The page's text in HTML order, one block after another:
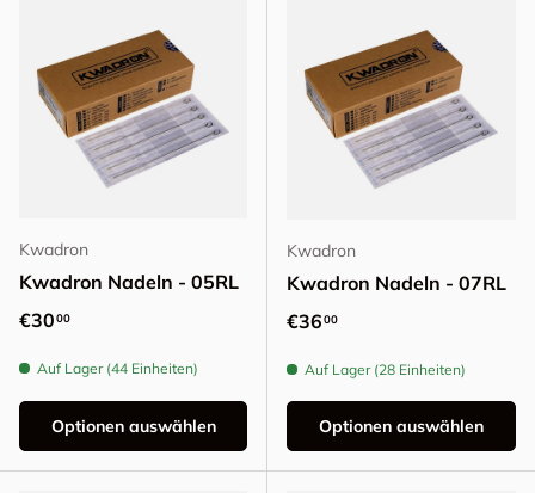
Kwadron
Kwadron Nadeln - 05RL
Normaler Preis
€3000
Auf Lager (44 Einheiten)
Optionen auswählen
Kwadron
Kwadron Nadeln - 07RL
Normaler Preis
€3600
Auf Lager (28 Einheiten)
Optionen auswählen